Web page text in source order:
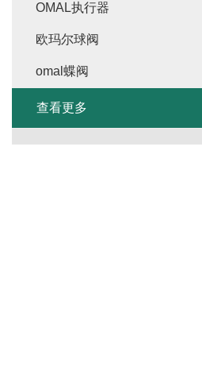
OMAL执行器
欧玛尔球阀
omal蝶阀
查看更多